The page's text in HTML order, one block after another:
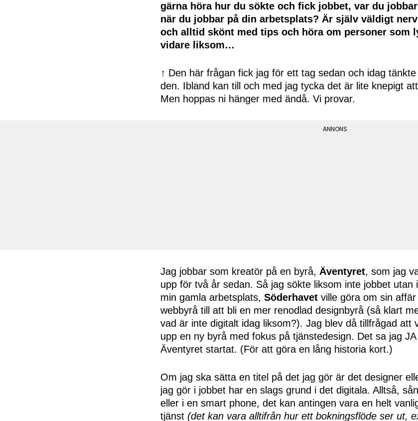
gärna höra hur du sökte och fick jobbet, var du
när du jobbar på din arbetsplats? Är själv väldigt
och alltid skönt med tips och höra om personer som
vidare liksom…
↑ Den här frågan fick jag för ett tag sedan och idag
den. Ibland kan till och med jag tycka det är lite knepigt
Men hoppas ni hänger med ändå. Vi provar.
Jag jobbar som kreatör på en byrå, Äventyret, som jag
upp för två år sedan. Så jag sökte liksom inte jobbet utan
min gamla arbetsplats, Söderhavet ville göra om sin
webbyrå till att bli en mer renodlad designbyrå (så klart
vad är inte digitalt idag liksom?). Jag blev då tillfrågad att
upp en ny byrå med fokus på tjänstedesign. Det sa jag
Äventyret startat. (För att göra en lång historia kort.)
Om jag ska sätta en titel på det jag gör är det designer
jag gör i jobbet har en slags grund i det digitala. Alltså,
eller i en smart phone, det kan antingen vara en helt
tjänst (det kan vara alltifrån hur ett bokningsflöde ser ut,